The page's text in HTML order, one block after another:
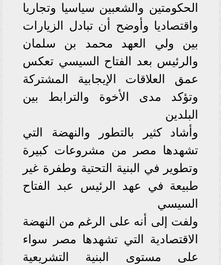
الحكومتين والشعبين سياسيا وتجاريا
واقتصاديا وأوضح أن تبادل الزيارات
بين ولي العهد محمد بن سلمان
والرئيس بعد الفتاح السيسي تعكس
عمق العلاقات الإيجابية المشتركة
وتؤكد مدى الأخوة والترابط بين
البلدين
وأشاد كثير بالتطور والنهضة التي
تشهدها مصر من مشروعات كبيرة
وتطوير في البنية التحتية وطفرة غير
طبيعة في عهد الرئيس عبد الفتاح
السيسي
ولفت إلى أنه على الرغم من النهضة
الاقتصادية التي تشهدها مصر سواء
على مستوى البنية التشريعية